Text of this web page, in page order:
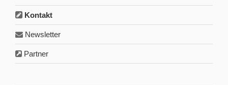
Kontakt
Newsletter
Partner